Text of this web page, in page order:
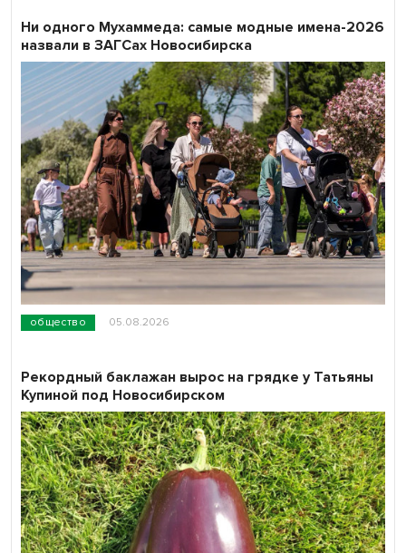
общество 05.08.2026
Ни одного Мухаммеда: самые модные имена-2026
назвали в ЗАГСах Новосибирска
Рекордный баклажан вырос на грядке у Татьяны
Купиной под Новосибирском